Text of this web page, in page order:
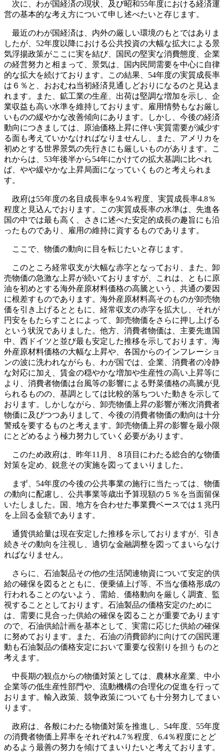
次に、わが国経済の現状、及び昭和55年度における経済運
営の基本的な考え方について申し述べたいと存じます。
最近のわが国経済は、内外の厳しい環境のもとではありま
したが、52年度以降における公共投資の大幅な拡大による景
気浮揚政策がここに実を結び、国民の堅実な消費態度、企業
の経営努力と相まって、景気は、国内民間需要を中心に自律
的な拡大を続けております。この結果、54年度の実質成長率
は６％と、おおむね当初経済見通しどおりになるのと見込ま
れます。また、鉱工業の生産、出荷は堅調な増加を示し、企
業収益も高い水準を維持しております。雇用情勢もなお厳し
いものの緩やかな改善傾向にあります。しかし、今後の経済
動向につきましては、原油価格上昇に伴い実質需要が減少す
る面も考えていかなければなりませんし、また、アメリカを
初めとする世界景気の先行きにも厳しいものがあります。こ
れからは、53年後半から54年にかけての拡大基調に比べれ
ば、やや緩やかな上昇局面になっていくものと考えられま
す。
政府は55年度の名目成長率を9.4％程度、実質成長率4.8％
程度と見込んでおります。この実質成長率の水準は、先進各
国の中では最も高く、さきに述べた安定的成長の趣旨にも沿
ったものであり、雇用の維持に資するものであります。
ここで、物価の動向に目を転じたいと存じます。
このところ経常収支が大幅な赤字となっており、また、卸
売物価の急激な上昇が続いておりますが、これは、ともに原
油を初めとする海外産原材料価格の高騰という、共通の要因
に根差すものであります。海外産原材料高そのものが卸売物
価を引き上げるとともに、経常収支の赤字を拡大し、それが
円安をもたらすことによって、卸売物価をさらに押し上げる
という状況でありました。他方、消費者物価は、主要先進国
中、西ドイツと並び最も安定した推移を示しております。海
外産原材料価格の大幅な上昇や、各国からのインフレーショ
ンの波に洗われながらも、わが国では、企業、消費者の冷静
な対応に加え、賃金の穏やかな増加や生産性の高い上昇等に
より、消費者物価は台風等の影響による野菜価格の高騰が見
られるものの、基調としては比較的落ちついた動きを示して
おります。しかしながら、卸売物価上昇の影響が漸次消費者
物価に及びつつありまして、今後の消費者物価の動向は十分
警戒を要するものと考えます。卸売物価上昇の影響を最小限
にとどめるよう極力努力していく必要があります。
このため政府は、昨年11月、８項目にわたる総合的な物価
対策を定め、鋭意その実施を図ってまいりました。
まず、54年度の今後の公共事業の施行に当たっては、物価
の動向に配慮し、公共事業等歳出予算現額の５％を当面留保
いたしました。国、地方を合わせた事業費ベースでは１兆円
を上回る金額であります。
通貨供給量は現在安定した推移を示しておりますが、引き
続きその動向を注視し、適切な金融調整を図ってまいらなけ
ればなりません。
さらに、石油製品その他の生活関連物資について安定的供
給の確保を図るとともに、便乗値上げ等、不当な価格形成の
行われることのないよう、需給、価格動向を厳しく調査、監
視することとしております。石油製品の価格安定のために
は、需要に見合った供給の確保を図ることが重要であります
ので、石油供給計画を基本として、実需に応じた供給の確保
に努めております。また、石油の消費節約に向けての国民運
動も石油製品の価格安定において重要な役割りを担うものと
考えます。
中長期の観点からの物価対策としては、農林水産業、中小
企業等の低生産性部門や、流動機構の合理化の促進を行って
おります。輸入政策、競争政策についても十分努力してまい
ります。
政府は、各般にわたる物価対策を推進し、54年度、55年度
の消費者物価上昇率をそれぞれ4.7％程度、6.4％程度にとど
めるよう最善の努力を傾けてまいりたいと考えております。